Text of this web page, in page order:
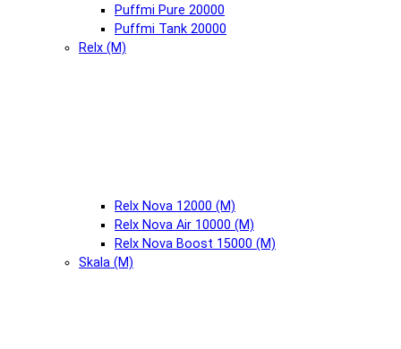
Puffmi Pure 20000
Puffmi Tank 20000
Relx (М)
Relx Nova 12000 (М)
Relx Nova Air 10000 (М)
Relx Nova Boost 15000 (М)
Skala (М)